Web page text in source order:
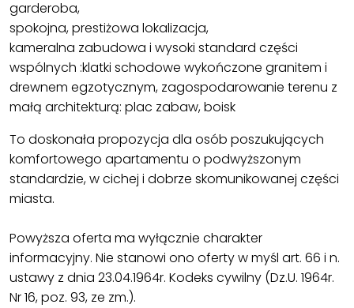
garderoba,
spokojna, prestiżowa lokalizacja,
kameralna zabudowa i wysoki standard części
wspólnych :klatki schodowe wykończone granitem i
drewnem egzotycznym, zagospodarowanie terenu z
małą architekturą: plac zabaw, boisk
To doskonała propozycja dla osób poszukujących
komfortowego apartamentu o podwyższonym
standardzie, w cichej i dobrze skomunikowanej części
miasta.
Powyższa oferta ma wyłącznie charakter
informacyjny. Nie stanowi ono oferty w myśl art. 66 i n.
ustawy z dnia 23.04.1964r. Kodeks cywilny (Dz.U. 1964r.
Nr 16, poz. 93, ze zm.).